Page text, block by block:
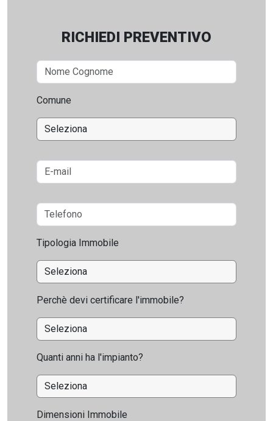
RICHIEDI PREVENTIVO
Comune
Tipologia Immobile
Perchè devi certificare l'immobile?
Quanti anni ha l'impianto?
Dimensioni Immobile